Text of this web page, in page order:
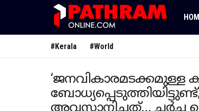
#Kerala #World
‘ജനവികാരമടക്കമുള്ള